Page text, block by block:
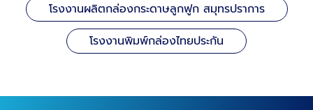
โรงงานผลิตกล่องกระดาษลูกฟูก สมุทรปราการ
โรงงานพิมพ์กล่องไทยประกัน